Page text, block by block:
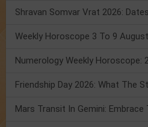
Numerology Weekly Horoscope: